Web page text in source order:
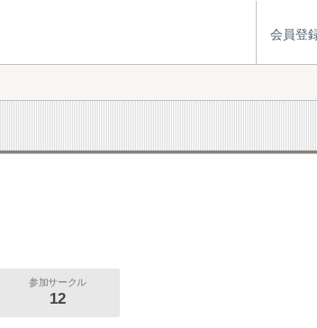
会員登
参加サークル
12